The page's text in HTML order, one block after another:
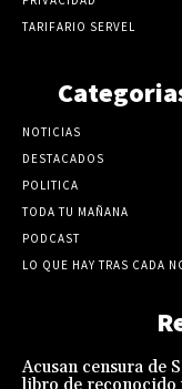
TARIFARIO SERVEL
NOTICIAS
DESTACADOS
POLITICA
TODA TU MAÑANA
PODCAST
LO QUE HAY TRAS CADA
Acusan censura de